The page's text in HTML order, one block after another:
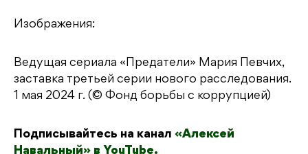
Изображения:
Ведущая сериала «Предатели» Мария Певчих,
заставка третьей серии нового расследования.
1 мая 2024 г. (© Фонд борьбы с коррупцией)
Подписывайтесь на канал «Алексей
Навальный» в YouTube.